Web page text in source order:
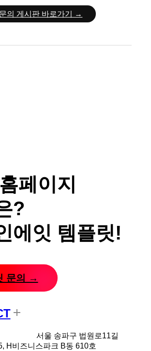
의 게시판 바로가기 →
페이지
?
에잇 템플릿!
문의 →
서울 송파구 법원로11길
H비즈니스파크 B동 610호